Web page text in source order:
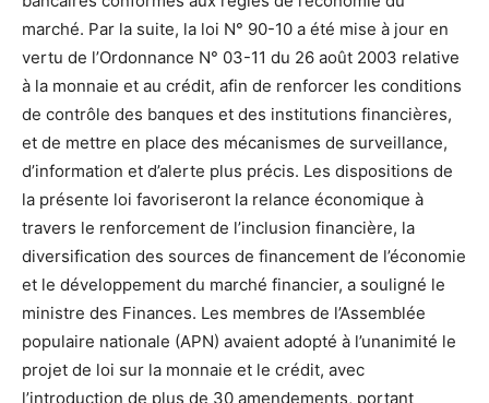
marché. Par la suite, la loi N° 90-10 a été mise à jour en
vertu de l’Ordonnance N° 03-11 du 26 août 2003 relative
à la monnaie et au crédit, afin de renforcer les conditions
de contrôle des banques et des institutions financières,
et de mettre en place des mécanismes de surveillance,
d’information et d’alerte plus précis. Les dispositions de
la présente loi favoriseront la relance économique à
travers le renforcement de l’inclusion financière, la
diversification des sources de financement de l’économie
et le développement du marché financier, a souligné le
ministre des Finances. Les membres de l’Assemblée
populaire nationale (APN) avaient adopté à l’unanimité le
projet de loi sur la monnaie et le crédit, avec
l’introduction de plus de 30 amendements, portant